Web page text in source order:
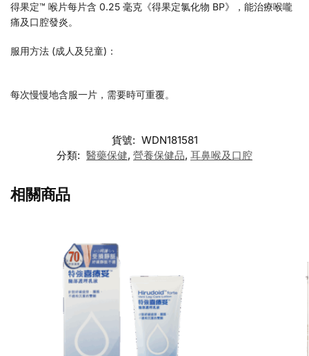
得果定™ 喉片每片含 0.25 毫克《得果定氯化物 BP》，能治療喉嚨
痛及口腔發炎。
服用方法 (成人及兒童)：
每次慢慢地含服一片，需要時可重覆。
貨號: WDN181581
分類: 醫藥保健, 營養保健品, 耳鼻喉及口腔
相關商品